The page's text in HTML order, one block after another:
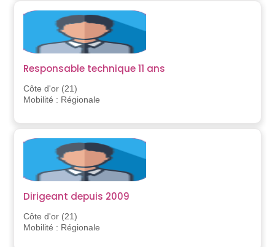
Responsable technique 11 ans
Côte d'or (21)
Mobilité : Régionale
Dirigeant depuis 2009
Côte d'or (21)
Mobilité : Régionale